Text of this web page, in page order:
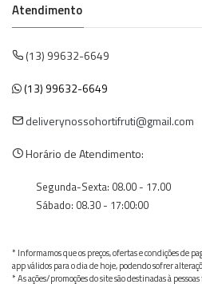
Atendimento
(13) 99632-6649
(13) 99632-6649
deliverynossohortifruti@gmail.com
Horário de Atendimento:
Segunda-Sexta: 08.00 - 17.00
Sábado: 08.30 - 17:00:00
* Informamos que os preços, ofertas e condições de
app válidos para o dia de hoje, podendo sofrer
* As ações/promoções do site são destinadas à